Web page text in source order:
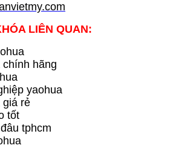
LIÊN QUAN:
hãng
yaohua
giá rẻ
tốt
tphcm